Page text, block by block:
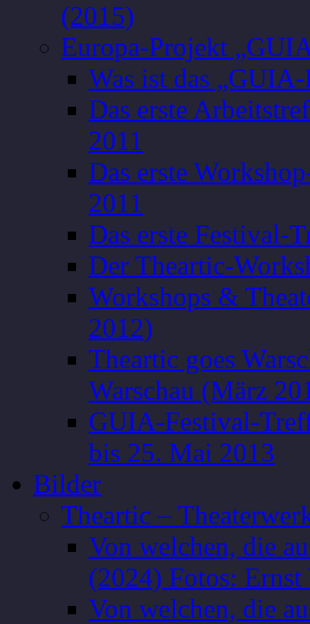
(2015)
Europa-Projekt
Was ist das
Das erste
2011
Das erste
2011
Das erste Festival-
Der Theartic-
Workshops &
2012)
Theartic goes
Warschau (März
GUIA-Festival-
bis 25. Mai 2013
Bilder
Theartic –
Von welchen, die
(2024) Fotos: Ernst
Von welchen, die